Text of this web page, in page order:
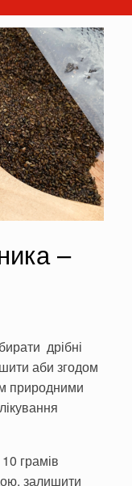
–
дрібні
аби згодом
природними
грамів
залишити